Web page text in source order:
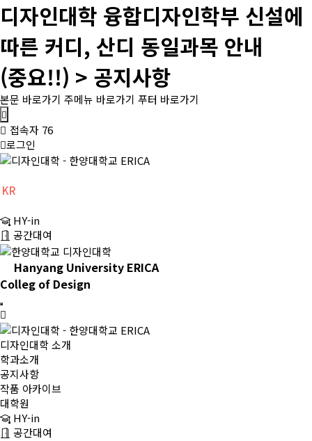
디자인대학 융합디자인학부 신설에
따른 커디, 산디 동일과목 안내
(중요!!) > 공지사항
본문 바로가기 주메뉴 바로가기 푸터 바로가기
메
뉴
버
튼
접속자 76
로그인
KR
CH
EN
HY-in
공간대여
Hanyang University ERICA
Colleg of Design
디자인대학 소개
학과소개
공지사항
작품 아카이브
대학원
HY-in
공간대여